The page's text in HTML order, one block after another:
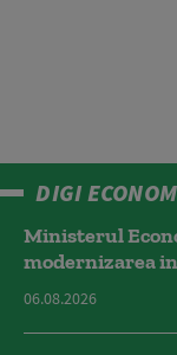
DIGI
Ministerul
modernizarea
06.08.2026